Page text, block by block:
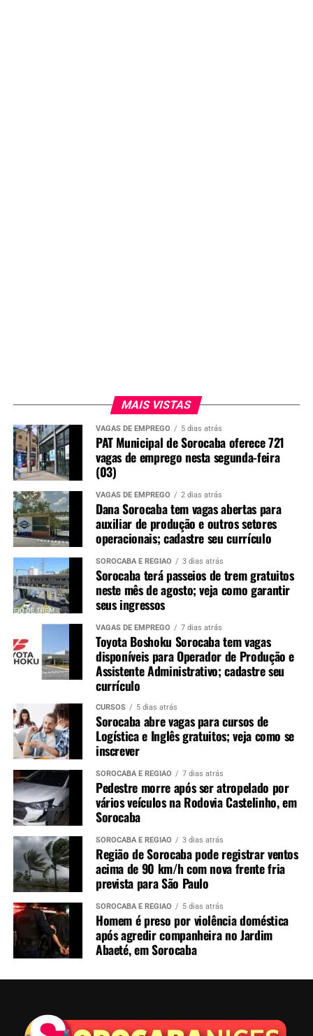
MAIS VISTAS
VAGAS DE EMPREGO 5 dias atrás
PAT Municipal de Sorocaba oferece 721
vagas de emprego nesta segunda-feira
(03)
VAGAS DE EMPREGO 2 dias atrás
Dana Sorocaba tem vagas abertas para
auxiliar de produção e outros setores
operacionais; cadastre seu currículo
SOROCABA E REGIÃO 3 dias atrás
Sorocaba terá passeios de trem gratuitos
neste mês de agosto; veja como garantir
seus ingressos
VAGAS DE EMPREGO 7 dias atrás
Toyota Boshoku Sorocaba tem vagas
disponíveis para Operador de Produção e
Assistente Administrativo; cadastre seu
currículo
CURSOS 5 dias atrás
Sorocaba abre vagas para cursos de
Logística e Inglês gratuitos; veja como se
inscrever
SOROCABA E REGIÃO 7 dias atrás
Pedestre morre após ser atropelado por
vários veículos na Rodovia Castelinho, em
Sorocaba
SOROCABA E REGIÃO 3 dias atrás
Região de Sorocaba pode registrar ventos
acima de 90 km/h com nova frente fria
prevista para São Paulo
SOROCABA E REGIÃO 5 dias atrás
Homem é preso por violência doméstica
após agredir companheira no Jardim
Abaeté, em Sorocaba